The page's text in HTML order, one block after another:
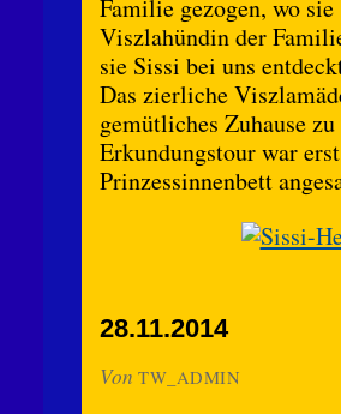
Familie gezogen, wo
Viszlahündin der
sie Sissi bei uns
Das zierliche
gemütliches Zuhause
Erkundungstour war
Prinzessinnenbett
28.11.2014
Von TW_ADMIN